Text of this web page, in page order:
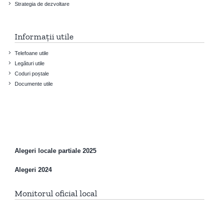
Strategia de dezvoltare
Informații utile
Telefoane utile
Legături utile
Coduri poștale
Documente utile
Alegeri locale partiale 2025
Alegeri 2024
Monitorul oficial local